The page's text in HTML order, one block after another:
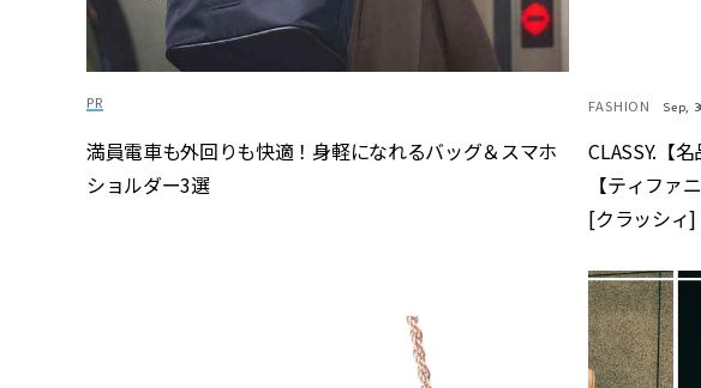
満員電車も外回りも快適！身軽になれるバッグ＆スマホ
ショルダー3選
FASHION Sep,
CLASSY.【
【ティファ
[クラッシィ]